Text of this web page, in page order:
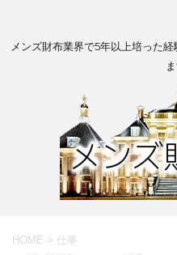
メンズ財布業界で5年以上培った
HOME > 仕事